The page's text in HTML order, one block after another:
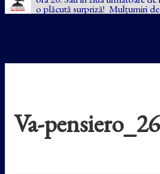
o plăcută surpriză! Mulțumiri de
Va-